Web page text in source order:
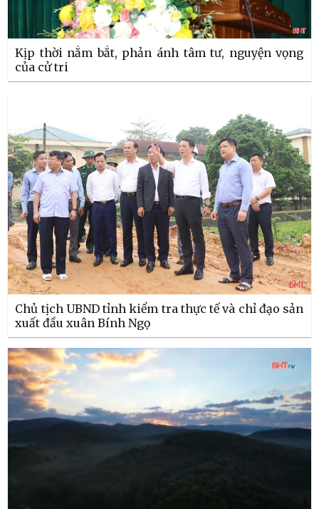
Kịp thời nắm bắt, phản ánh tâm tư, nguyện vọng
của cử tri
Chủ tịch UBND tỉnh kiểm tra thực tế và chỉ đạo sản
xuất đầu xuân Bính Ngọ